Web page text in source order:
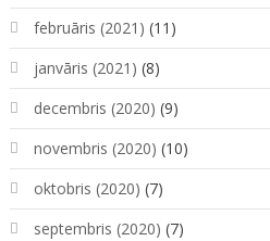
februāris (2021) (11)
janvāris (2021) (8)
decembris (2020) (9)
novembris (2020) (10)
oktobris (2020) (7)
septembris (2020) (7)